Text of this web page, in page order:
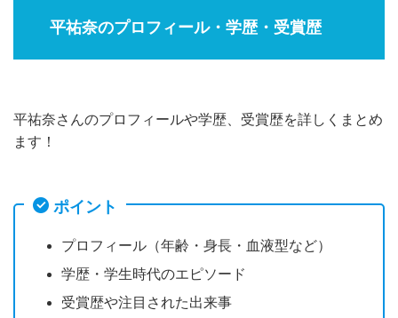
平祐奈のプロフィール・学歴・受賞歴
平祐奈さんのプロフィールや学歴、受賞歴を詳しくまとめ
ます！
ポイント
プロフィール（年齢・身長・血液型など）
学歴・学生時代のエピソード
受賞歴や注目された出来事